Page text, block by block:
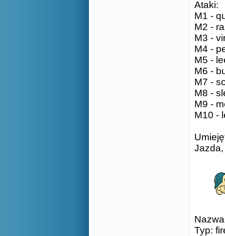
Ataki:
M1 -
M2 -
M3 -
M4 -
M5 -
M6 -
M7 -
M8 -
M9 -
M10 -
Typ: